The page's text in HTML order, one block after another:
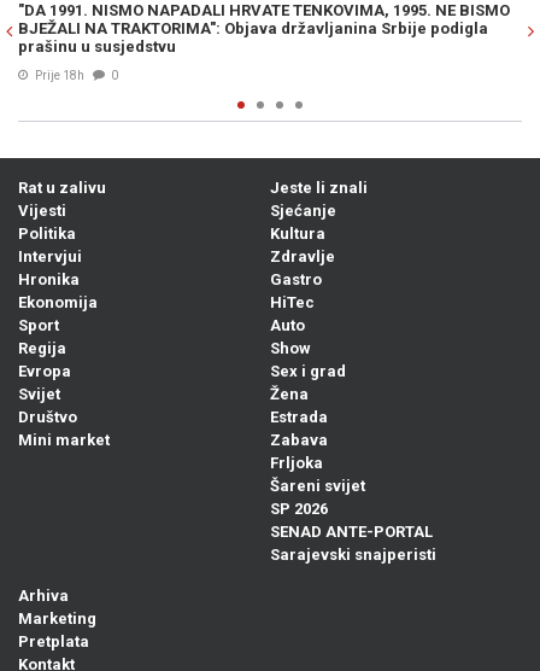
1995. NE BISMO
Srbije podigla
"NEKO ĆE ZAKUHATI U BIH, NE TREBA
političar širi paniku i traži hitno slanje
Rat u zalivu
Vijesti
Politika
Intervjui
Hronika
Ekonomija
Sport
Regija
Evropa
Svijet
Društvo
Mini market
Jeste li znali
Sjećanje
Kultura
Zdravlje
Gastro
HiTec
Auto
Show
Sex i grad
Žena
Estrada
Zabava
Frljoka
Šareni svijet
SP 2026
SENAD ANTE-PORTAL
Sarajevski snajperisti
Arhiva
Marketing
Pretplata
Kontakt